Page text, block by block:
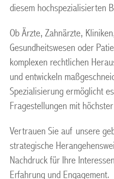
diesem hochspezialisierten
Ob Ärzte, Zahnärzte,
Gesundheitswesen oder
komplexen rechtlichen
und entwickeln
Spezialisierung ermöglicht
Fragestellungen mit
Vertrauen Sie auf unsere
strategische
Nachdruck für Ihre
Erfahrung und Engagement.